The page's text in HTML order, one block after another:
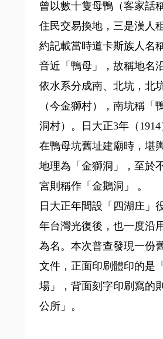
曾以數十隻母鴨（客家話
住民交易換地，三是漢人
約記載當時道卡斯族人名
音近「鴨母」，故稱地名
依水系分成南、北坑，北
（今金獅村），南坑稱「
洞村）。日大正3年（
在鴨母坑舊址建廟時，堪
地理為「金獅洞」，至於
宮則稱作「金鵝洞」 。
日大正年間設「四湖庄」
年台灣光復後，也一度沿
為名。本次普查發現一份
文件，正面印刷體印的是
場」，背面刻字印刷寫的
公所」。